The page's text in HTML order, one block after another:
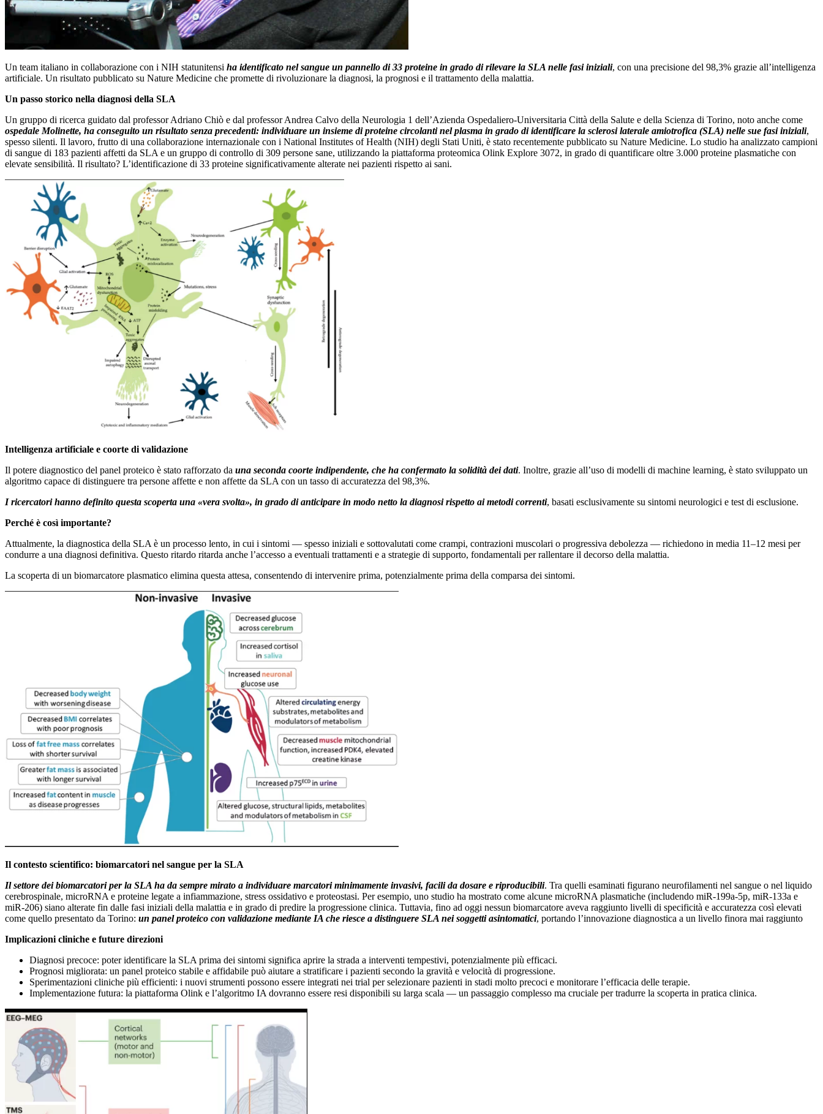
Un team italiano in collaborazione con i NIH statunitensi ha identificato nel sangue un pannello di 33 proteine in grado di rilevare la SLA nelle fasi iniziali, con una precisione del 98,3% grazie all’intelligenza
artificiale. Un risultato pubblicato su Nature Medicine che promette di rivoluzionare la diagnosi, la prognosi e il trattamento della malattia.
Un passo storico nella diagnosi della SLA
Un gruppo di ricerca guidato dal professor Adriano Chiò e dal professor Andrea Calvo della Neurologia 1 dell’Azienda Ospedaliero-Universitaria Città della Salute e della Scienza di Torino, noto anche come
ospedale Molinette, ha conseguito un risultato senza precedenti: individuare un insieme di proteine circolanti nel plasma in grado di identificare la sclerosi laterale amiotrofica (SLA) nelle sue fasi iniziali,
spesso silenti. Il lavoro, frutto di una collaborazione internazionale con i National Institutes of Health (NIH) degli Stati Uniti, è stato recentemente pubblicato su Nature Medicine. Lo studio ha analizzato campioni
di sangue di 183 pazienti affetti da SLA e un gruppo di controllo di 309 persone sane, utilizzando la piattaforma proteomica Olink Explore 3072, in grado di quantificare oltre 3.000 proteine plasmatiche con
elevate sensibilità. Il risultato? L’identificazione di 33 proteine significativamente alterate nei pazienti rispetto ai sani.
Intelligenza artificiale e coorte di validazione
Il potere diagnostico del panel proteico è stato rafforzato da una seconda coorte indipendente, che ha confermato la solidità dei dati. Inoltre, grazie all’uso di modelli di machine learning, è stato sviluppato un
algoritmo capace di distinguere tra persone affette e non affette da SLA con un tasso di accuratezza del 98,3%.
I ricercatori hanno definito questa scoperta una «vera svolta», in grado di anticipare in modo netto la diagnosi rispetto ai metodi correnti, basati esclusivamente su sintomi neurologici e test di esclusione.
Perché è così importante?
Attualmente, la diagnostica della SLA è un processo lento, in cui i sintomi — spesso iniziali e sottovalutati come crampi, contrazioni muscolari o progressiva debolezza — richiedono in media 11–12 mesi per
condurre a una diagnosi definitiva. Questo ritardo ritarda anche l’accesso a eventuali trattamenti e a strategie di supporto, fondamentali per rallentare il decorso della malattia.
La scoperta di un biomarcatore plasmatico elimina questa attesa, consentendo di intervenire prima, potenzialmente prima della comparsa dei sintomi.
Il contesto scientifico: biomarcatori nel sangue per la SLA
Il settore dei biomarcatori per la SLA ha da sempre mirato a individuare marcatori minimamente invasivi, facili da dosare e riproducibili. Tra quelli esaminati figurano neurofilamenti nel sangue o nel liquido
cerebrospinale, microRNA e proteine legate a infiammazione, stress ossidativo e proteostasi. Per esempio, uno studio ha mostrato come alcune microRNA plasmatiche (includendo miR-199a-5p, miR-133a e
miR-206) siano alterate fin dalle fasi iniziali della malattia e in grado di predire la progressione clinica. Tuttavia, fino ad oggi nessun biomarcatore aveva raggiunto livelli di specificità e accuratezza così elevati
come quello presentato da Torino: un panel proteico con validazione mediante IA che riesce a distinguere SLA nei soggetti asintomatici, portando l’innovazione diagnostica a un livello finora mai raggiunto
Implicazioni cliniche e future direzioni
Diagnosi precoce: poter identificare la SLA prima dei sintomi significa aprire la strada a interventi tempestivi, potenzialmente più efficaci.
Prognosi migliorata: un panel proteico stabile e affidabile può aiutare a stratificare i pazienti secondo la gravità e velocità di progressione.
Sperimentazioni cliniche più efficienti: i nuovi strumenti possono essere integrati nei trial per selezionare pazienti in stadi molto precoci e monitorare l’efficacia delle terapie.
Implementazione futura: la piattaforma Olink e l’algoritmo IA dovranno essere resi disponibili su larga scala — un passaggio complesso ma cruciale per tradurre la scoperta in pratica clinica.